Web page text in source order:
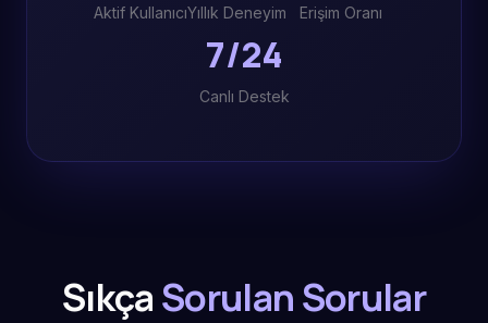
Aktif KullanıcıYıllık Deneyim Erişim Oranı
7/24
Canlı Destek
SıkçaSorulan Sorular